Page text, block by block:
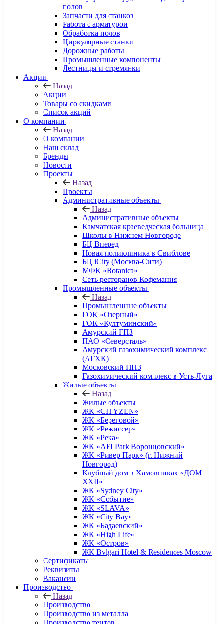
полов
Запчасти для станков
Работа с арматурой
Обработка полов
Циркулярные станки
Дорожные работы
Промышленные компоненты
Лестницы и стремянки
Акции
Назад
Акции
Товары со скидками
Список акций
О компании
Назад
О компании
Наш склад
Бренды
Новости
Проекты
Назад
Проекты
Административные объекты
Назад
Административные объекты
Камчатская краеведческая больница
Школы в Нижнем Новгороде
БЦ Вперед
Новая поликлиника в Свиблове
БЦ iCity (Москва-Сити)
МФК «Botanica»
Сеть ресторанов Кофемания
Промышленные объекты
Назад
Промышленные объекты
ГОК «Озерный»
ГОК «Култуминский»
Амурский ГПЗ
ПАО «Северсталь»
Амурский газохимический комплекс
(АГХК)
Московский НПЗ
Газохимический комплекс в Усть-Луга
Жилые объекты
Назад
Жилые объекты
ЖК «CITYZEN»
ЖК «Береговой»
ЖК «Режиссер»
ЖК «Река»
ЖК «AFI Park Воронцовский»
ЖК «Ривер Парк» (г. Нижний
Новгород)
Клубный дом в Хамовниках «ДОМ
XXII»
ЖК «Sydney City»
ЖК «Событие»
ЖК «SLAVA»
ЖК «City Bay»
ЖК «Бадаевский»
ЖК «High Life»
ЖК «Остров»
ЖК Bvlgari Hotel & Residences Moscow
Сертификаты
Реквизиты
Вакансии
Производство
Назад
Производство
Производство из металла
Производство тентов